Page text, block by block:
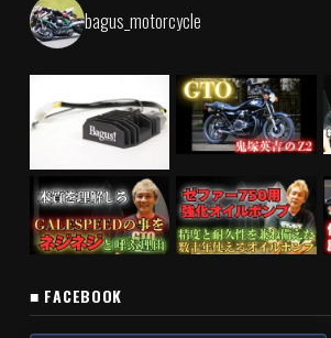
bagus_motorcycle
■ FACEBOOK